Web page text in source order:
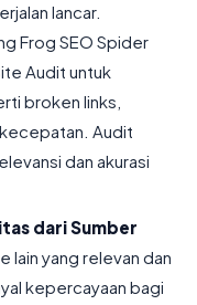
lancar.
Frog SEO Spider
Audit untuk
broken links,
Audit
dan akurasi
dari Sumber
lain yang relevan dan
kepercayaan bagi